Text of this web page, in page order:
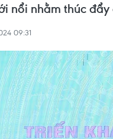
nổi nhằm thúc
09:31